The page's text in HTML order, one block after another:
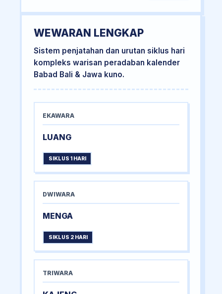
WEWARAN LENGKAP
Sistem penjatahan dan urutan siklus hari
kompleks warisan peradaban kalender
Babad Bali & Jawa kuno.
EKAWARA
LUANG
SIKLUS 1 HARI
DWIWARA
MENGA
SIKLUS 2 HARI
TRIWARA